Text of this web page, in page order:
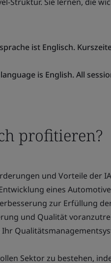
ist Englisch.
is English. All
profitieren?
und Vorteile der
eines
zur Erfüllung
und Qualität
Ihr
Sektor zu bestehen,